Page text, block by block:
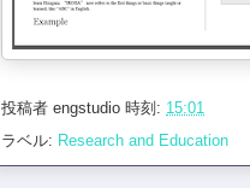
投稿者 engstudio 時刻: 15:01
ラベル: Research and Education